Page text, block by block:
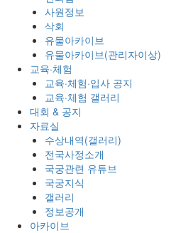
사원정보
삭회
유물아카이브
유물아카이브(관리자이상)
교육·체험
교육·체험·입사 공지
교육·체험 갤러리
대회 & 공지
자료실
수상내역(갤러리)
전국사정소개
국궁관련 유튜브
국궁지식
갤러리
정보공개
아카이브